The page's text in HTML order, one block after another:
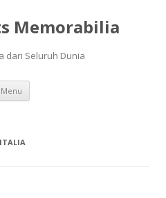
Memorabilia
dari Seluruh Dunia
Menu Skip
content